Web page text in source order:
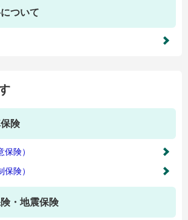
ついて
険
険）
険）
・地震保険